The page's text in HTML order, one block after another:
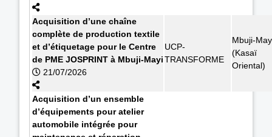
Acquisition d’une chaîne
complète de production textile
et d’étiquetage pour le Centre
de PME JOSPRINT à Mbuji-Mayi
21/07/2026
UCP-
TRANSFORME
Mbuji-
(Kasaï
Oriental)
Acquisition d’un ensemble
d’équipements pour atelier
automobile intégrée pour